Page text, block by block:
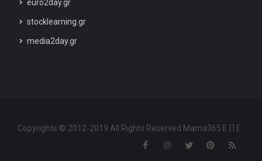
euro2day.gr
stocklearning.gr
media2day.gr
Copyrights © 2012-2019 All Rights Reserved Mama365 Ε.Π.Ε.